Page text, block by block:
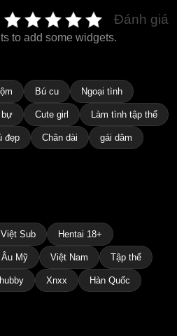
Đánh giá
to add some widgets.
Bú cu Ngoại tình
bự Cute girl Làm tình tập thể
đẹp Chân dài gái dâm
Việt Sub Hentai 18+
Âu Mỹ Việt Nam Tập thể
Xnxx Hàn Quốc